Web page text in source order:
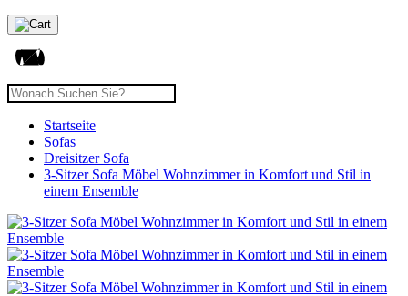
Startseite
Sofas
Dreisitzer Sofa
3-Sitzer Sofa Möbel Wohnzimmer in Komfort und Stil in
einem Ensemble